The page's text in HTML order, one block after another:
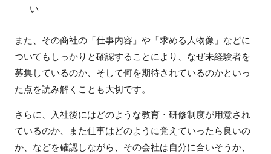
い
また、その商社の「仕事内容」や「求める人物像」などに
ついてもしっかりと確認することにより、なぜ未経験者を
募集しているのか、そして何を期待されているのかといっ
た点を読み解くことも大切です。
さらに、入社後にはどのような教育・研修制度が用意され
ているのか、また仕事はどのように覚えていったら良いの
か、などを確認しながら、その会社は自分に合いそうか、